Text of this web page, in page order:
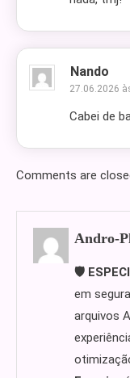
Nando
27.06.2026
Cabei de
Comments are
Andro-
🛡️
em
arquivos